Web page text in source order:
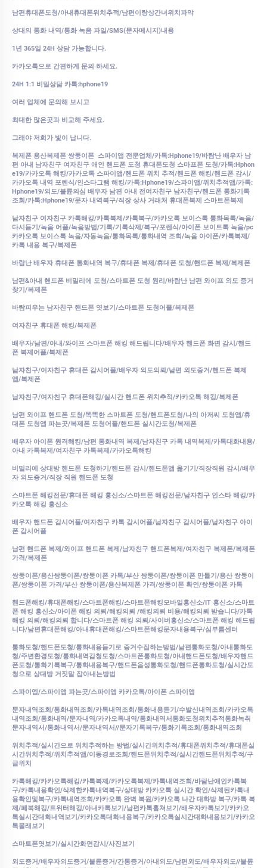
남편휴대폰도청/아내휴대폰위치추적/남편이랑상간녀위치파악
상대의 통화 내역/통화 녹음 파일/SMS(문자메시지)내용
1년 365일 24H 상담 가능합니다.
카카오톡으로 간편하게 문의 하세요.
24H 1:1 비밀상담 카톡:hphone19
여러 업체에 문의해 보시고
최대한 많은곳과 비교해 주세요.
그래야 저희가 빛이 납니다.
복제폰 용산복제폰 쌍둥이폰 스파이앱 전문업체/카톡:Hphone19/바람난 배우자 남
편 아내 남자친구 여자친구 애인 핸드폰 도청 휴대폰도청 스마프폰 도청/카톡:Hphon
e19/카카오톡 해킹/카카오톡 스파이앱/핸드폰 위치 추적/핸드폰 해킹/핸드폰 감시/
카카오톡 내역 포렌식/인스타그램 해킹/카톡:Hphone19/스파이앱/위치추적앱/카톡:
Hphone19/외도/불륜의심 배우자 남편 아내 전여자친구 남자친구/핸드폰 통화기록
조회/카톡:Hphone19/문자 내역복구/직장 상사 거래처 휴대폰복제 스마트폰복제
남자친구 여자친구 카톡해킹/카톡복제/카톡복구/카카오톡 보이스톡 통화목록/녹음/
다시듣기/녹음 어플/녹음방법/기록/기록삭제/복구/포렌식/아이폰 보이트톡 녹음/pc
카카오톡 보이스톡 녹음/자동녹음/통화목록/통화내역 조회/녹음 아이폰/카톡복제/
카톡 내용 복구/복제폰
바람난 배우자 휴대폰 통화내역 복구/휴대폰 복제/휴대폰 도청/핸드폰 복제/복제폰
남편&아내 핸드폰 비밀리에 도청/스마트폰 도청 원리/바람난 남편 와이프 외도 증거
찾기/복제폰
바람피우는 남자친구 핸드폰 엿보기/스마트폰 도청어플/복제폰
여자친구 휴대폰 해킹/복제폰
배우자/남편/아내/와이프 스마트폰 해킹 해드립니다/배우자 핸드폰 화면 감시/핸드
폰 복제어플/복제폰
남자친구/여자친구 휴대폰 감시어플/배우자 외도의뢰/남편 외도증거/핸드폰 복제
앱/복제폰
남자친구/여자친구 휴대폰해킹/실시간 핸드폰 위치추적/카카오톡 해킹/복제폰
남편 와이프 핸드폰 도청/똑똑한 스마트폰 도청/핸드폰도청/나의 아저씨 도청앱/휴
대폰 도청앱 파는곳/복제폰 도청어플/핸드폰 실시간도청/복제폰
배우자 아이폰 원격해킹/남편 통화내역 복제/남자친구 카톡 내역복제/카톡대화내용/
아내 카톡복제/여자친구 카톡복제/카카오톡해킹
비밀리에 상대방 핸드폰 도청하기/핸드폰 감시/핸드폰앱 옮기기/직장직원 감시/배우
자 외도증거/직장 직원 핸드폰 도청
스마트폰 해킹전문/휴대폰 해킹 흥신소/스마트폰 해킹전문/남자친구 인스타 해킹/카
카오톡 해킹 흥신소
배우자 핸드폰 감시어플/여자친구 카톡 감시어플/남자친구 감시어플/남자친구 아이
폰 감시어플
남편 핸드폰 복제/와이프 핸드폰 복제/남자친구 핸드폰복제/여자친구 복제폰/복제폰
가격/복제폰
쌍둥이폰/용산쌍둥이폰/쌍둥이폰 카톡/부산 쌍둥이폰/쌍둥이폰 만들기/용산 쌍둥이
폰/쌍둥이폰 가격/부산 쌍둥이폰/용산복제폰 가격/쌍둥이폰 확인/쌍둥이폰 카톡
핸드폰해킹/휴대폰해킹/스마트폰해킹/스마트폰해킹모바일흥신소/IT 흥신소/스마트
폰 해킹 흥신소/아이폰 해킹 의뢰/해킹의뢰 /해킹의뢰 비용/해킹의뢰 받습니다/카톡
해킹 의뢰/해킹의뢰 합니다/스마트폰 해킹 의뢰/사이버흥신소/스마트폰 해킹 해드립
니다/남편휴대폰해킹/아내휴대폰해킹/스마트폰해킹문자내용복구/심부름센터
통화도청/핸드폰도청/통화내용듣기로 증거수집하는방법/남편통화도청/아내통화도
청/주변환경도청/통화내역감청도청/스마트폰통화도청/아내핸드폰도청/배우자핸드
폰도청/통화기록복구/통화내용복구/핸드폰음성통화도청/핸드폰통화도청/실시간도
청으로 상대방 거짓말 잡아내는방법
스파이엡/스파이앱 파는곳/스파이앱 카카오톡/아이폰 스파이앱
문자내역조회/통화내역조회/카톡내역조회/통화내용듣기/수발신내역조회/카카오톡
내역조회/통화내역/문자내역/카카오톡내역/통화내역서통화도청위치추적통화녹취
문자내역서/통화내역서/문자내역서//문자기록복구/통화기록조회/통화내역조회
위치추적/실시간으로 위치추적하는 방법/실시간위치추적/휴대폰위치추적/휴대폰실
시간위치추적/위치추적앱/이동경로조회/핸드폰위치추적/실시간핸드폰위치추적/구
글위치
카톡해킹/카카오톡해킹/카톡복제/카카오톡복제/카톡내역조회/바람난애인카톡복
구/카톡내용확인/삭제한카톡내역복구/상대방 카카오톡 실시간 확인/삭제된카톡내
용확인및복구/카톡내역조회/카카오톡 완벽 복원/카카오톡 나간 대화방 복구/카톡 복
제/페북해킹/트위터해킹/아내카톡보기/남편카톡훔쳐보기/배우자카톡보기/카카오
톡실시간대화내역보기/카카오톡대화내용복구/카카오톡실시간대화내용보기/카카오
톡몰래보기
스마트폰엿보기/실시간화면감시/사진보기
외도증거/배우자외도증거/불륜증거/간통증거/아내외도/남편외도/배우자외도//불륜